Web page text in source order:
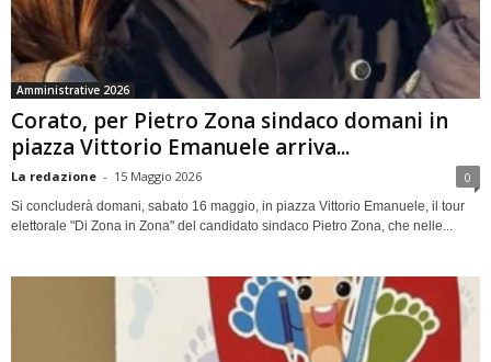
Amministrative 2026
Corato, per Pietro Zona sindaco domani in
piazza Vittorio Emanuele arriva...
La redazione - 15 Maggio 2026 0
Si concluderà domani, sabato 16 maggio, in piazza Vittorio Emanuele, il tour
elettorale "Di Zona in Zona" del candidato sindaco Pietro Zona, che nelle...